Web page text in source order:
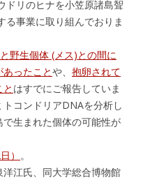
ドリのヒナを小笠原諸島聟
る事業に取り組んでおりま
野生個体 (メス)との間に
ったことや、 抱卵されて
はすでにご報告していま
コンドリアDNAを分析し
生まれた個体の可能性が
） 。
江氏、同大学総合博物館